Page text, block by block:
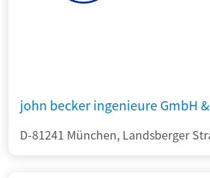
john becker ingenieure GmbH &
D-81241 München, Landsberger